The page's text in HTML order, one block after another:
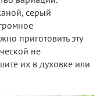
серый
приготовить эту
не
их в духовке или